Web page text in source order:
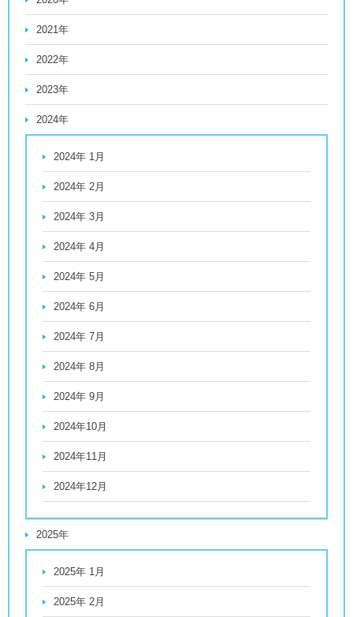
2021年
2022年
2023年
2024年
2024年 1月
2024年 2月
2024年 3月
2024年 4月
2024年 5月
2024年 6月
2024年 7月
2024年 8月
2024年 9月
2024年10月
2024年11月
2024年12月
2025年
2025年 1月
2025年 2月